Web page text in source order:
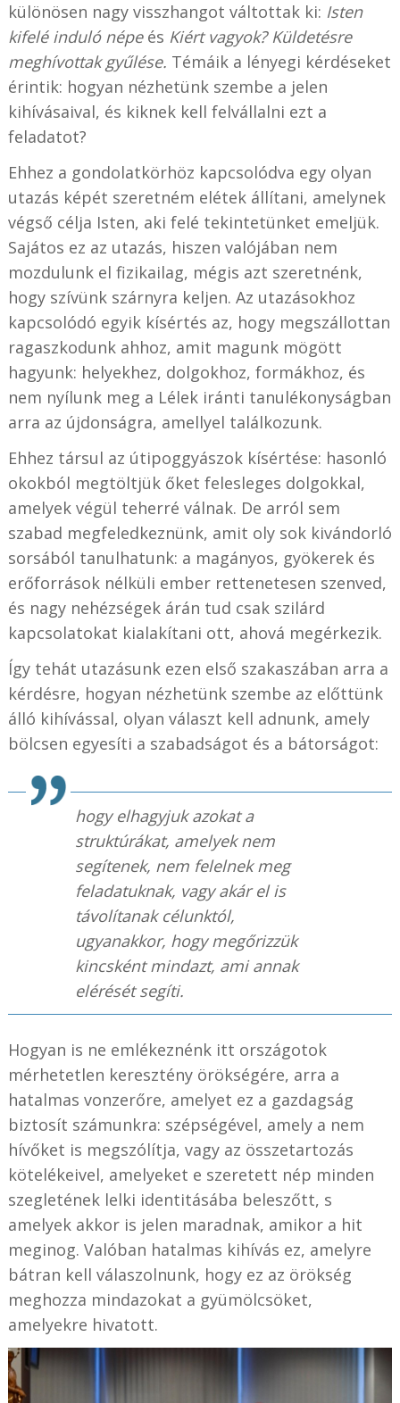
különösen nagy visszhangot váltottak ki: Isten
kifelé induló népeés Kiért vagyok? Küldetésre
meghívottak gyűlése. Témáik a lényegi kérdéseket
érintik: hogyan nézhetünk szembe a jelen
kihívásaival, és kiknek kell felvállalni ezt a
feladatot?
Ehhez a gondolatkörhöz kapcsolódva egy olyan
utazás képét szeretném elétek állítani, amelynek
végső célja Isten, aki felé tekintetünket emeljük.
Sajátos ez az utazás, hiszen valójában nem
mozdulunk el fizikailag, mégis azt szeretnénk,
hogy szívünk szárnyra keljen. Az utazásokhoz
kapcsolódó egyik kísértés az, hogy megszállottan
ragaszkodunk ahhoz, amit magunk mögött
hagyunk: helyekhez, dolgokhoz, formákhoz, és
nem nyílunk meg a Lélek iránti tanulékonyságban
arra az újdonságra, amellyel találkozunk.
Ehhez társul az útipoggyászok kísértése: hasonló
okokból megtöltjük őket felesleges dolgokkal,
amelyek végül teherré válnak. De arról sem
szabad megfeledkeznünk, amit oly sok kivándorló
sorsából tanulhatunk: a magányos, gyökerek és
erőforrások nélküli ember rettenetesen szenved,
és nagy nehézségek árán tud csak szilárd
kapcsolatokat kialakítani ott, ahová megérkezik.
Így tehát utazásunk ezen első szakaszában arra a
kérdésre, hogyan nézhetünk szembe az előttünk
álló kihívással, olyan választ kell adnunk, amely
bölcsen egyesíti a szabadságot és a bátorságot:
hogy elhagyjuk azokat a
struktúrákat, amelyek nem
segítenek, nem felelnek meg
feladatuknak, vagy akár el is
távolítanak célunktól,
ugyanakkor, hogy megőrizzük
kincsként mindazt, ami annak
elérését segíti.
Hogyan is ne emlékeznénk itt országotok
mérhetetlen keresztény örökségére, arra a
hatalmas vonzerőre, amelyet ez a gazdagság
biztosít számunkra: szépségével, amely a nem
hívőket is megszólítja, vagy az összetartozás
kötelékeivel, amelyeket e szeretett nép minden
szegletének lelki identitásába beleszőtt, s
amelyek akkor is jelen maradnak, amikor a hit
meginog. Valóban hatalmas kihívás ez, amelyre
bátran kell válaszolnunk, hogy ez az örökség
meghozza mindazokat a gyümölcsöket,
amelyekre hivatott.